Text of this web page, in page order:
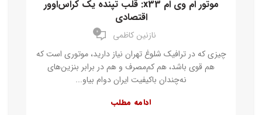
موتور ام وی ام x33: قلب تپنده یک کراس‌اوور
اقتصادی
نازنین کاظمی ۰
چیزی که در ترافیک شلوغ تهران نیاز دارید، موتوری است که
هم قوی باشد، هم کم‌مصرف و هم در برابر بنزین‌های
نه‌چندان باکیفیت ایران دوام بیاو...
ادامه مطلب